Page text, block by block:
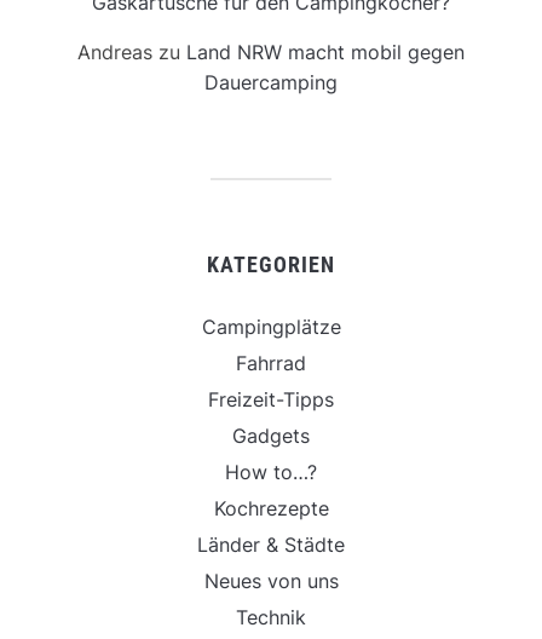
Andreas zu Land NRW macht mobil gegen
Dauercamping
KATEGORIEN
Campingplätze
Fahrrad
Freizeit-Tipps
Gadgets
How to…?
Kochrezepte
Länder & Städte
Neues von uns
Technik